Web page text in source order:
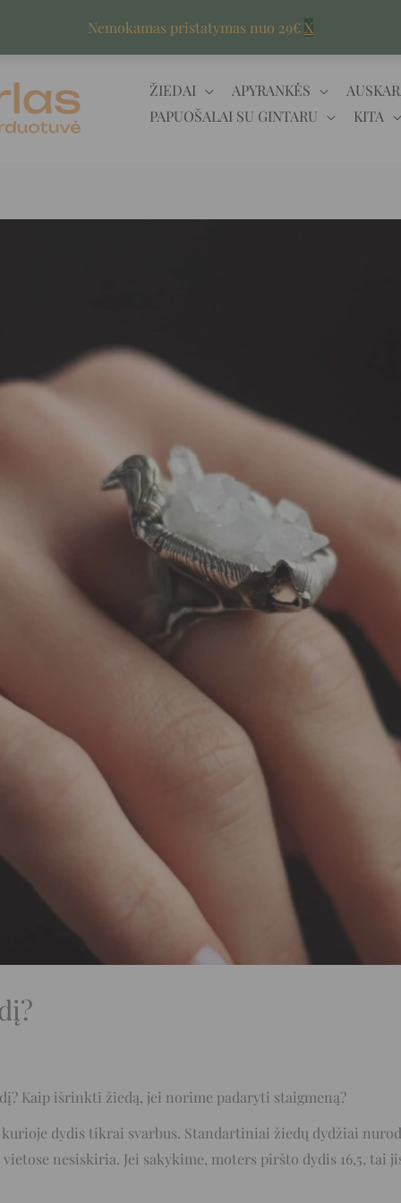
Nemokamas pristatymas nuo 29€ X
ŽIEDAI APYRANKĖS
PAPUOŠALAI SU GINTARU
KITA
Kaip išrinkti žiedą, jei norime padaryti staigmeną?
kurioje dydis tikrai svarbus. Standartiniai žiedų dydžiai
nesiskiria. Jei sakykime, moters piršto dydis 16,5, tai